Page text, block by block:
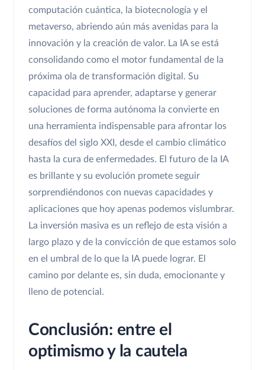
computación cuántica, la biotecnología y el
metaverso, abriendo aún más avenidas para la
innovación y la creación de valor. La IA se está
consolidando como el motor fundamental de la
próxima ola de transformación digital. Su
capacidad para aprender, adaptarse y generar
soluciones de forma autónoma la convierte en
una herramienta indispensable para afrontar los
desafíos del siglo XXI, desde el cambio climático
hasta la cura de enfermedades. El futuro de la IA
es brillante y su evolución promete seguir
sorprendiéndonos con nuevas capacidades y
aplicaciones que hoy apenas podemos vislumbrar.
La inversión masiva es un reflejo de esta visión a
largo plazo y de la convicción de que estamos solo
en el umbral de lo que la IA puede lograr. El
camino por delante es, sin duda, emocionante y
lleno de potencial.
Conclusión: entre el
optimismo y la cautela